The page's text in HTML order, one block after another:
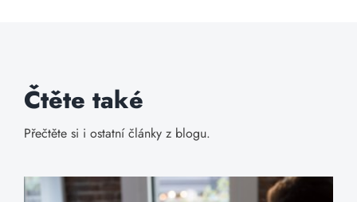
Čtěte také
Přečtěte si i ostatní články z blogu.